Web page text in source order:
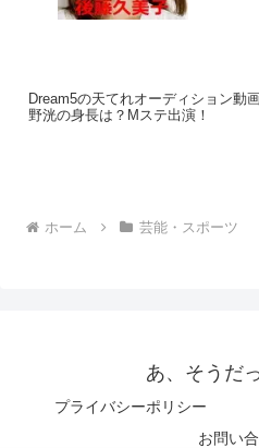
Dream5の天てれオーディション動
野洸の身長は？Mステ出演！
ホーム 芸能・スポーツ
あ、そうだ
プライバシーポリシー
お問い